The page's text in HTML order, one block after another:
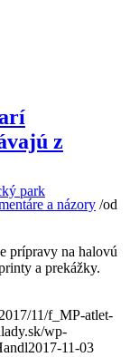
park
z
a názory /od
prípravy na halovú
a prekážky.
11/f_MP-atlet-
wp-
2017-11-03